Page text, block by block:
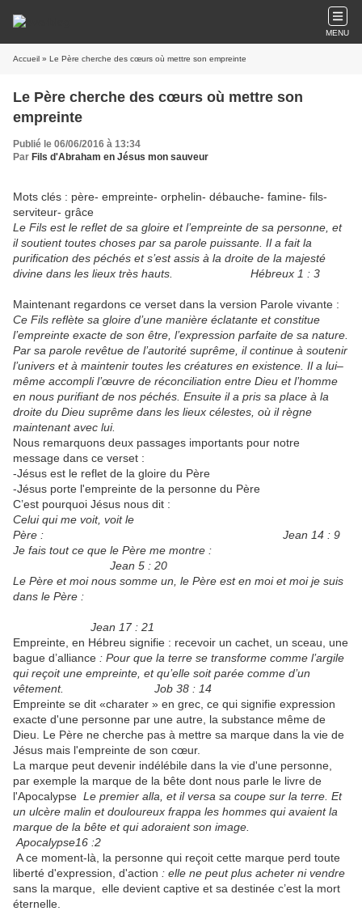
MENU
Accueil » Le Père cherche des cœurs où mettre son empreinte
Le Père cherche des cœurs où mettre son
empreinte
Publié le 06/06/2016 à 13:34
Par Fils d'Abraham en Jésus mon sauveur
Mots clés : père- empreinte- orphelin- débauche- famine- fils-
serviteur- grâce
Le Fils est le reflet de sa gloire et l’empreinte de sa personne, et
il soutient toutes choses par sa parole puissante. Il a fait la
purification des péchés et s’est assis à la droite de la majesté
divine dans les lieux très hauts. Hébreux 1 : 3
Maintenant regardons ce verset dans la version Parole vivante :
Ce Fils reflète sa gloire d’une manière éclatante et constitue
l’empreinte exacte de son être, l’expression parfaite de sa nature.
Par sa parole revêtue de l’autorité suprême, il continue à soutenir
l’univers et à maintenir toutes les créatures en existence. Il a lui–
même accompli l’œuvre de réconciliation entre Dieu et l’homme
en nous purifiant de nos péchés. Ensuite il a pris sa place à la
droite du Dieu suprême dans les lieux célestes, où il règne
maintenant avec lui.
Nous remarquons deux passages importants pour notre
message dans ce verset :
-Jésus est le reflet de la gloire du Père
-Jésus porte l'empreinte de la personne du Père
C’est pourquoi Jésus nous dit :
Celui qui me voit, voit le
Père : Jean 14 : 9
Je fais tout ce que le Père me montre :
Jean 5 : 20
Le Père et moi nous somme un, le Père est en moi et moi je suis
dans le Père :
Jean 17 : 21
Empreinte, en Hébreu signifie : recevoir un cachet, un sceau, une
bague d’alliance : Pour que la terre se transforme comme l’argile
qui reçoit une empreinte, et qu’elle soit parée comme d’un
vêtement. Job 38 : 14
Empreinte se dit «charater » en grec, ce qui signifie expression
exacte d'une personne par une autre, la substance même de
Dieu. Le Père ne cherche pas à mettre sa marque dans la vie de
Jésus mais l'empreinte de son cœur.
La marque peut devenir indélébile dans la vie d'une personne,
par exemple la marque de la bête dont nous parle le livre de
l'Apocalypse Le premier alla, et il versa sa coupe sur la terre. Et
un ulcère malin et douloureux frappa les hommes qui avaient la
marque de la bête et qui adoraient son image.
Apocalypse16 :2
A ce moment-là, la personne qui reçoit cette marque perd toute
liberté d'expression, d'action : elle ne peut plus acheter ni vendre
sans la marque, elle devient captive et sa destinée c’est la mort
éternelle.